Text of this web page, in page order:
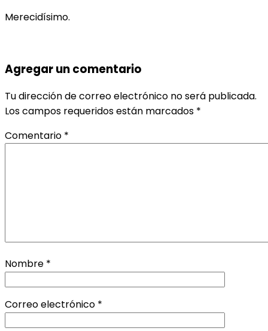
Merecidísimo.
Agregar un comentario
Tu dirección de correo electrónico no será publicada.
Los campos requeridos están marcados *
Comentario *
Nombre *
Correo electrónico *